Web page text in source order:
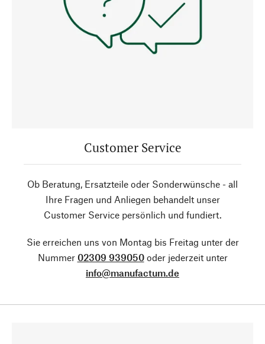
Customer Service
Ob Beratung, Ersatzteile oder Sonderwünsche - all
Ihre Fragen und Anliegen behandelt unser
Customer Service persönlich und fundiert.
Sie erreichen uns von Montag bis Freitag unter der
Nummer 02309 939050oder jederzeit unter
info@manufactum.de